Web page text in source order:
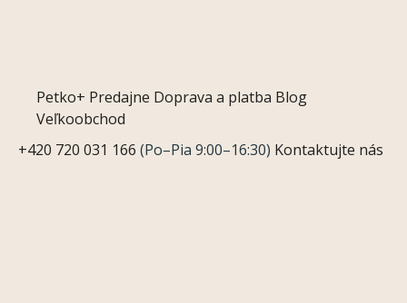
Petko+ Predajne Doprava a platba Blog
Veľkoobchod
+420 720 031 166 (Po–Pia 9:00–16:30) Kontaktujte nás